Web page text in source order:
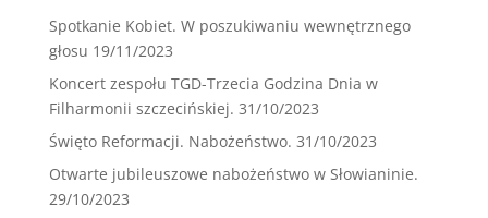
Spotkanie Kobiet. W poszukiwaniu wewnętrznego
głosu 19/11/2023
Koncert zespołu TGD-Trzecia Godzina Dnia w
Filharmonii szczecińskiej. 31/10/2023
Święto Reformacji. Nabożeństwo. 31/10/2023
Otwarte jubileuszowe nabożeństwo w Słowianinie.
29/10/2023